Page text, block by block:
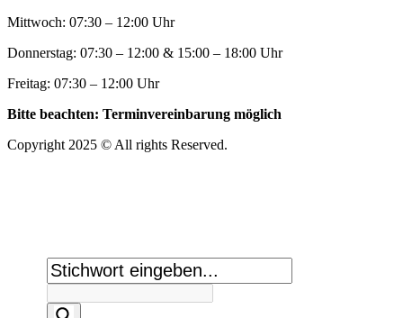
Mittwoch: 07:30 – 12:00 Uhr
Donnerstag: 07:30 – 12:00 & 15:00 – 18:00 Uhr
Freitag: 07:30 – 12:00 Uhr
Bitte beachten: Terminvereinbarung möglich
Copyright 2025 © All rights Reserved.